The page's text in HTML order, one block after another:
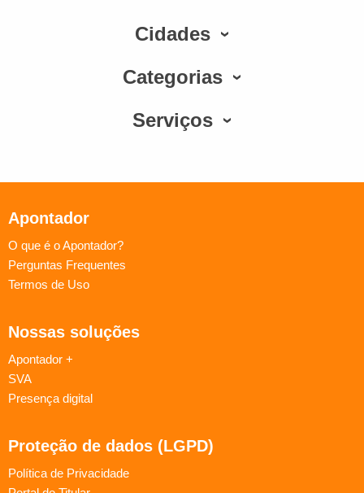
Cidades
Categorias
Serviços
Apontador
O que é o Apontador?
Perguntas Frequentes
Termos de Uso
Nossas soluções
Apontador +
SVA
Presença digital
Proteção de dados (LGPD)
Política de Privacidade